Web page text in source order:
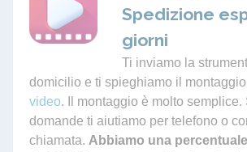
Spedizione
giorni
Ti inviamo la
domicilio e ti spieghiamo il
video. Il montaggio è molto semplice.
domande ti aiutiamo per telefono o
chiamata. Abbiamo una